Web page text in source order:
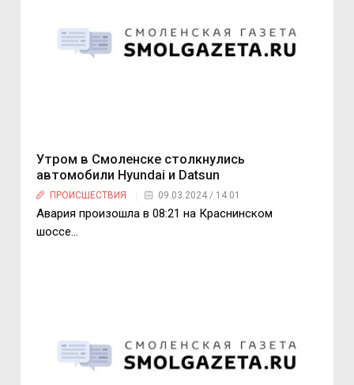
Утром в Смоленске столкнулись
автомобили Hyundai и Datsun
ПРОИСШЕСТВИЯ 09.03.2024 / 14:01
Авария произошла в 08:21 на Краснинском
шоссе…